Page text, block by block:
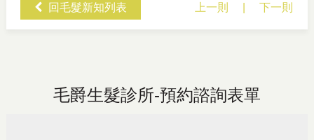
回毛髮新知列表 上一則 |下一則
毛爵生髮診所-預約諮詢表單